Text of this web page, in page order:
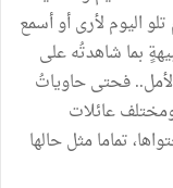
اليوم لأرى أو أسمع
بما شاهدتُه على
فحتى حاوياتُ
ومختلف عائلات
تماما مثل حالها